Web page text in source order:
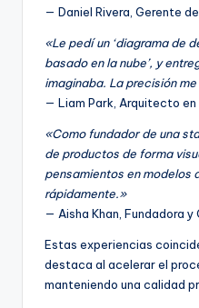
— Daniel Rivera, Gerente
«Le pedí un ‘diagrama de
basado en la nube’, y
imaginaba. La precisión
— Liam Park, Arquitecto en
«Como fundador de una
de productos de forma
pensamientos en modelos
rápidamente.»
— Aisha Khan, Fundadora y
Estas experiencias
destaca al acelerar el
manteniendo una calidad